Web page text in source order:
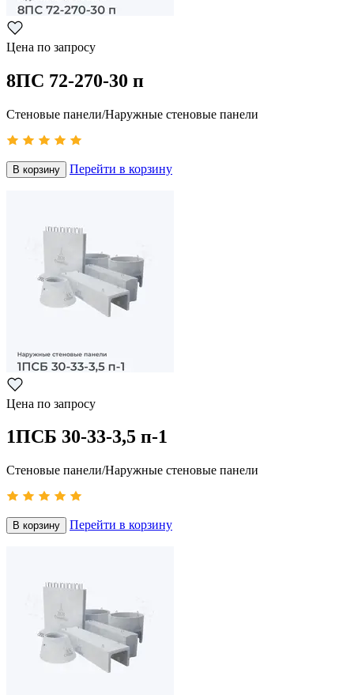
Цена по запросу
8ПС 72-270-30 п
Стеновые панели/Наружные стеновые панели
В корзину Перейти в корзину
Цена по запросу
1ПСБ 30-33-3,5 п-1
Стеновые панели/Наружные стеновые панели
В корзину Перейти в корзину